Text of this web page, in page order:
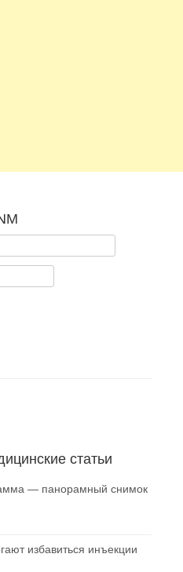
статьи
— панорамный снимок
избавиться инъекции